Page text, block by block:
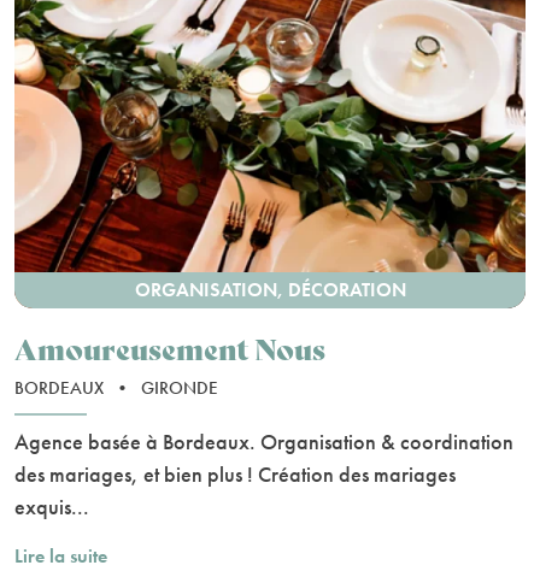
ORGANISATION, DÉCORATION
Amoureusement Nous
BORDEAUX • GIRONDE
Agence basée à Bordeaux. Organisation & coordination
des mariages, et bien plus ! Création des mariages
exquis...
Lire la suite